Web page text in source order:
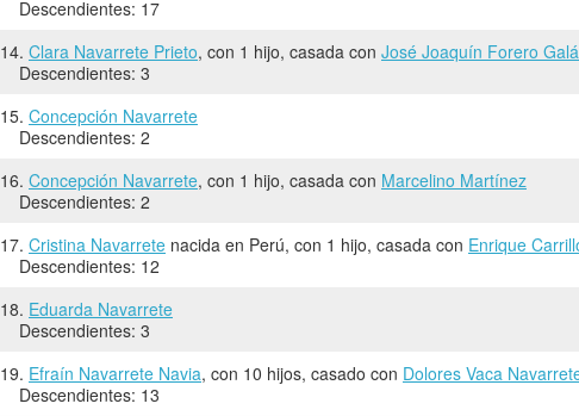
Descendientes: 17
14. Clara Navarrete Prieto, con 1 hijo, casada con José Joaquín Forero
Descendientes: 3
15. Concepción Navarrete
Descendientes: 2
16. Concepción Navarrete, con 1 hijo, casada con Marcelino Martínez
Descendientes: 2
17. Cristina Navarrete nacida en Perú, con 1 hijo, casada con Enrique
Descendientes: 12
18. Eduarda Navarrete
Descendientes: 3
19. Efraín Navarrete Navia, con 10 hijos, casado con Dolores Vaca
Descendientes: 13